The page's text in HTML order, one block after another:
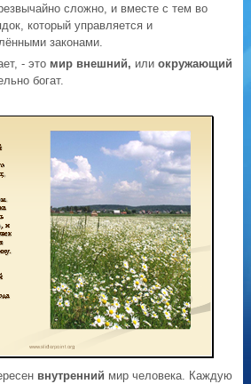
сложно, и вместе с тем во
который управляется и
законами.
- это мир внешний, илиокружающий
богат.
внутренний мир человека. Каждую